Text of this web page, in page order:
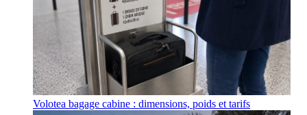
Volotea bagage cabine : dimensions, poids et tarifs